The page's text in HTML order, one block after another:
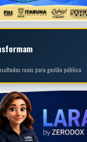
reais para gestão pública